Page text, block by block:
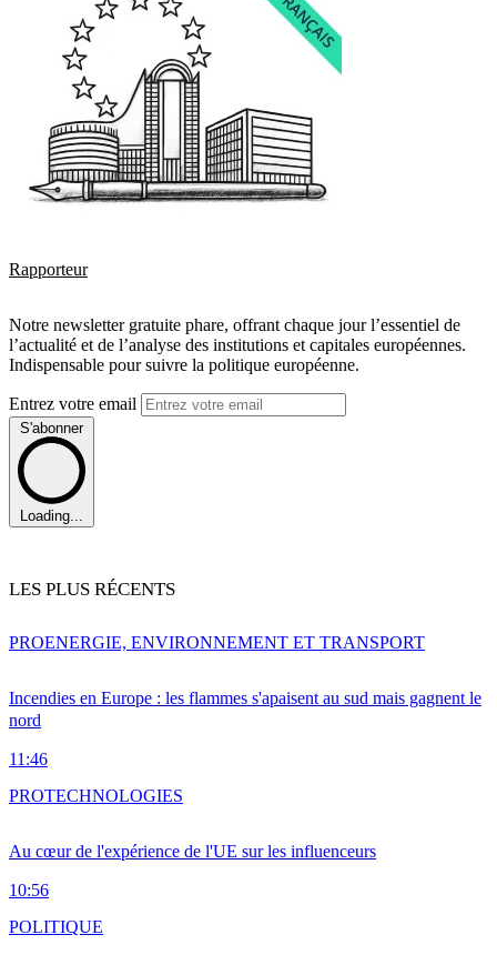
Rapporteur
Notre newsletter gratuite phare, offrant chaque jour l’essentiel de
l’actualité et de l’analyse des institutions et capitales européennes.
Indispensable pour suivre la politique européenne.
Entrez votre email
S'abonner
Loading...
LES PLUS RÉCENTS
Incendies en Europe : les flammes s'apaisent au sud mais gagnent le
nord
11:46
PROENERGIE, ENVIRONNEMENT ET TRANSPORT
Au cœur de l'expérience de l'UE sur les influenceurs
10:56
PROTECHNOLOGIES
POLITIQUE